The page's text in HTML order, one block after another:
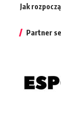
Jak
Partner